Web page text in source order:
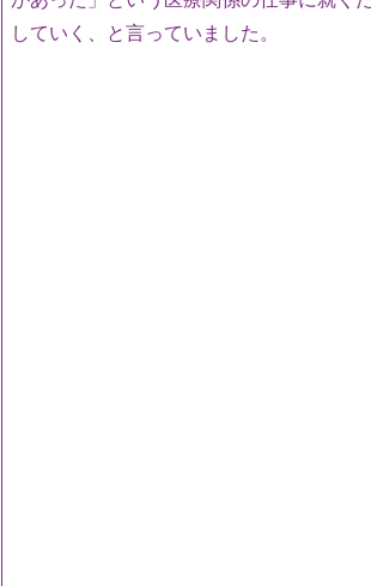
していく、と言っていました。